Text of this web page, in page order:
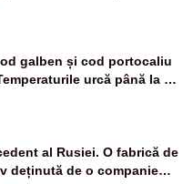
galben și cod portocaliu
urcă până la 38
devin tropicale
al Rusiei. O fabrică de
deținută de o companie